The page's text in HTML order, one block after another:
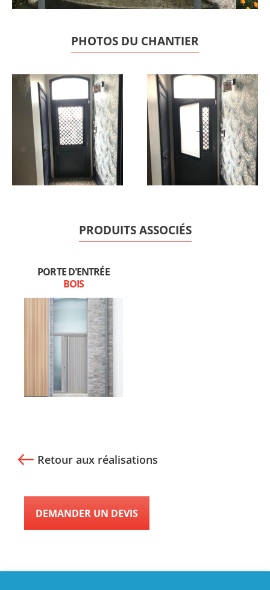
PHOTOS DU CHANTIER
PRODUITS ASSOCIÉS
PORTE D'ENTRÉE
BOIS
Retour aux réalisations
DEMANDER UN DEVIS